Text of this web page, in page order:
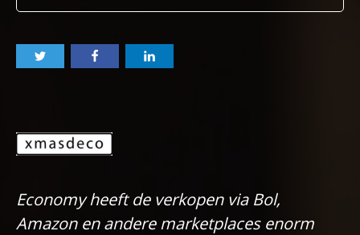
Economy heeft de verkopen via Bol,
Amazon en andere marketplaces enorm